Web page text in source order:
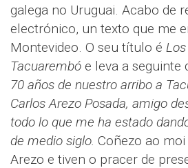
galega no Uruguai. Acabo de
electrónico, un texto que me
Montevideo. O seu título é
Tacuarembó e leva a seguinte
70 años de nuestro arribo a
Carlos Arezo Posada, amigo
todo lo que me ha estado
de medio siglo. Coñezo ao
Arezo e tiven o pracer de